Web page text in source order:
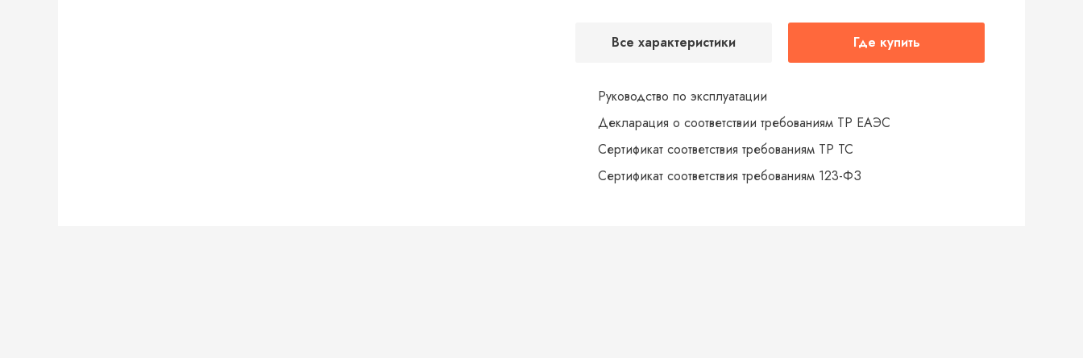
Все характеристики Где купить
Руководство по эксплуатации
Декларация о соответствии требованиям ТР ЕАЭС
Сертификат соответствия требованиям ТР ТС
Сертификат соответствия требованиям 123-ФЗ